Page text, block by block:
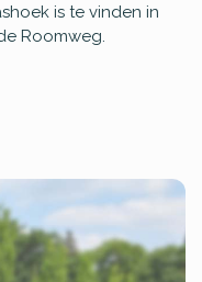
is te vinden in
Roomweg.